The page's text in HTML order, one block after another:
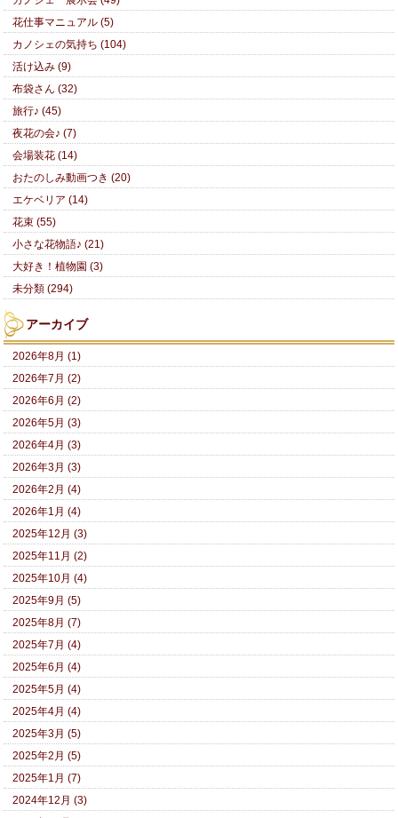
花仕事マニュアル (5)
カノシェの気持ち (104)
活け込み (9)
布袋さん (32)
旅行♪ (45)
夜花の会♪ (7)
会場装花 (14)
おたのしみ動画つき (20)
エケベリア (14)
花束 (55)
小さな花物語♪ (21)
大好き！植物園 (3)
未分類 (294)
アーカイブ
2026年8月 (1)
2026年7月 (2)
2026年6月 (2)
2026年5月 (3)
2026年4月 (3)
2026年3月 (3)
2026年2月 (4)
2026年1月 (4)
2025年12月 (3)
2025年11月 (2)
2025年10月 (4)
2025年9月 (5)
2025年8月 (7)
2025年7月 (4)
2025年6月 (4)
2025年5月 (4)
2025年4月 (4)
2025年3月 (5)
2025年2月 (5)
2025年1月 (7)
2024年12月 (3)